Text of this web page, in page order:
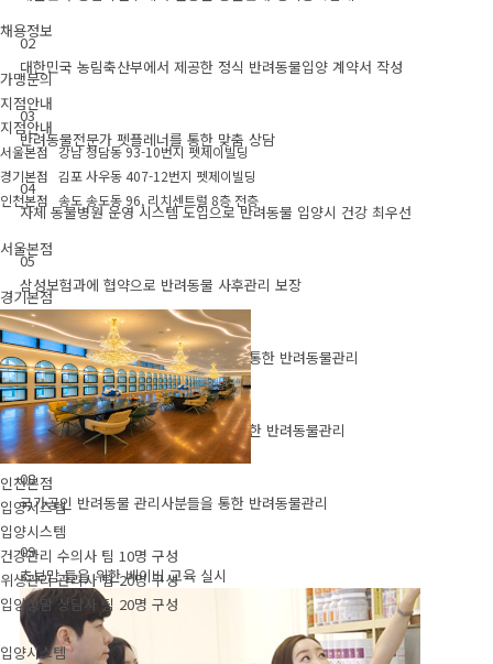
채용정보
가맹문의
지점안내
지점안내
서울본점 강남 청담동 93-10번지 펫제이빌딩
경기본점 김포 사우동 407-12번지 펫제이빌딩
인천본점 송도 송도동 96, 리치센트럴 8층 전층
서울본점
경기본점
인천본점
입양시스템
입양시스템
건강관리 수의사 팀 10명 구성
위생관리 관리사 팀 20명 구성
입양상담 상담사 팀 20명 구성
입양시스템
02
대한민국 농림축산부에서 제공한 정식 반려동물입양 계약서 작성
03
반려동물전문가 펫플레너를 통한 맞춤 상담
04
자체 동물병원 운영 시스템 도입으로 반려동물 입양시 건강 최우선
05
삼성보험과에 협약으로 반려동물 사후관리 보장
06
프리미엄 미용케어 서비스 무료제공을 통한 반려동물관리
07
프리미엄 호텔링 서비스 무료제공을 통한 반려동물관리
08
국가공인 반려동물 관리사분들을 통한 반려동물관리
09
초보맘 들을 위한 베이비 교육 실시